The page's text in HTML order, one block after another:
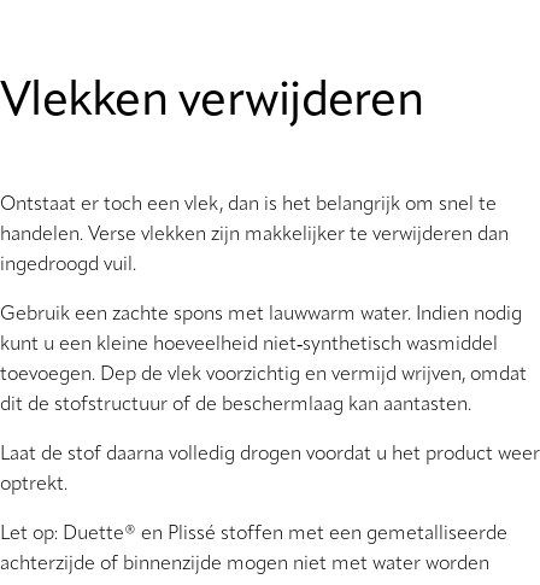
Vlekken verwijderen
Ontstaat er toch een vlek, dan is het belangrijk om snel te
handelen. Verse vlekken zijn makkelijker te verwijderen dan
ingedroogd vuil.
Gebruik een zachte spons met lauwwarm water. Indien nodig
kunt u een kleine hoeveelheid niet‑synthetisch wasmiddel
toevoegen. Dep de vlek voorzichtig en vermijd wrijven, omdat
dit de stofstructuur of de beschermlaag kan aantasten.
Laat de stof daarna volledig drogen voordat u het product weer
optrekt.
Let op: Duette® en Plissé stoffen met een gemetalliseerde
achterzijde of binnenzijde mogen niet met water worden